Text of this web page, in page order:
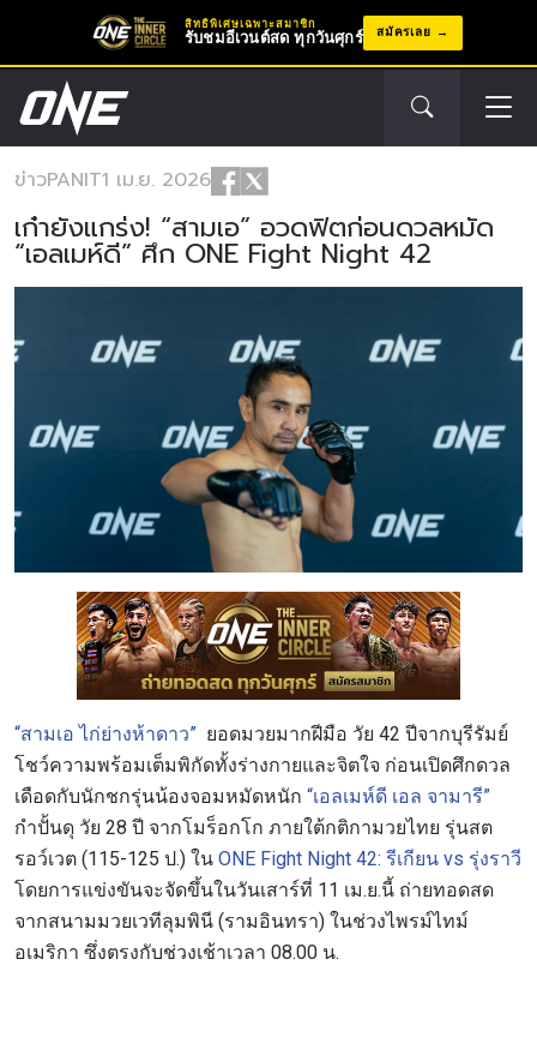
สิทธิพิเศษเฉพาะสมาชิก
รับชมอีเวนต์สด ทุกวันศุกร์ สมัครเลย
ข่าวPANIT1 เม.ย. 2026
เก๋ายังแกร่ง! “สามเอ” อวดฟิตก่อนดวลหมัด
“เอลเมห์ดี” ศึก ONE Fight Night 42
“สามเอ ไก่ย่างห้าดาว” ยอดมวยมากฝีมือ วัย 42 ปีจากบุรีรัมย์
โชว์ความพร้อมเต็มพิกัดทั้งร่างกายและจิตใจ ก่อนเปิดศึกดวล
เดือดกับนักชกรุ่นน้องจอมหมัดหนัก “เอลเมห์ดี เอล จามารี”
กำปั้นดุ วัย 28 ปี จากโมร็อกโก ภายใต้กติกามวยไทย รุ่นสต
รอว์เวต (115-125 ป.) ใน ONE Fight Night 42: รีเกียน vs รุ่งราวี
โดยการแข่งขันจะจัดขึ้นในวันเสาร์ที่ 11 เม.ย.นี้ ถ่ายทอดสด
จากสนามมวยเวทีลุมพินี (รามอินทรา) ในช่วงไพรม์ไทม์
อเมริกา ซึ่งตรงกับช่วงเช้าเวลา 08.00 น.